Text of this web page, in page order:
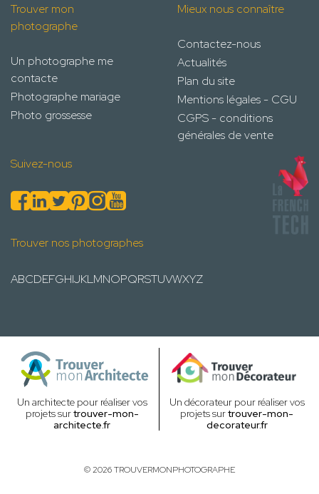
Trouver mon
photographe
Un photographe me
contacte
Photographe mariage
Photo grossesse
Mieux nous connaître
Contactez-nous
Actualités
Plan du site
Mentions légales - CGU
CGPS - conditions
générales de vente
Suivez-nous
Trouver nos photographes
ABCDEFGHIJKLMNOPQRSTUVWXYZ
Un architecte pour réaliser vos
projets surtrouver-mon-
architecte.fr
Un décorateur pour réaliser vos
projets surtrouver-mon-
decorateur.fr
© 2026 TROUVERMONPHOTOGRAPHE